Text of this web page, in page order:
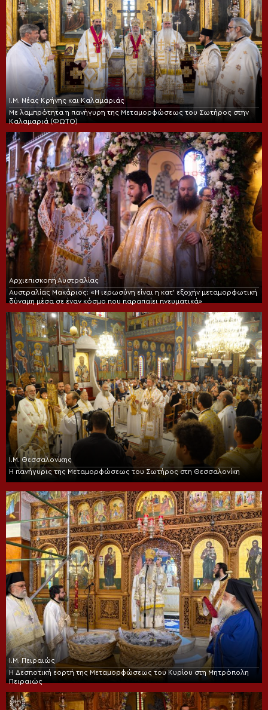
Ι.Μ. Νέας Κρήνης και Καλαμαριάς
Με λαμπρότητα η πανήγυρη της Μεταμορφώσεως του Σωτήρος στην
Καλαμαριά (ΦΩΤΟ)
Αρχιεπισκοπή Αυστραλίας
Αυστραλίας Μακάριος: «Η ιερωσύνη είναι η κατ’ εξοχήν μεταμορφωτική
δύναμη μέσα σε έναν κόσμο που παραπαίει πνευματικά»
Ι.Μ. Θεσσαλονίκης
Η πανήγυρις της Μεταμορφώσεως του Σωτήρος στη Θεσσαλονίκη
Ι.Μ. Πειραιώς
Η Δεσποτική εορτή της Μεταμορφώσεως του Κυρίου στη Μητρόπολη
Πειραιώς